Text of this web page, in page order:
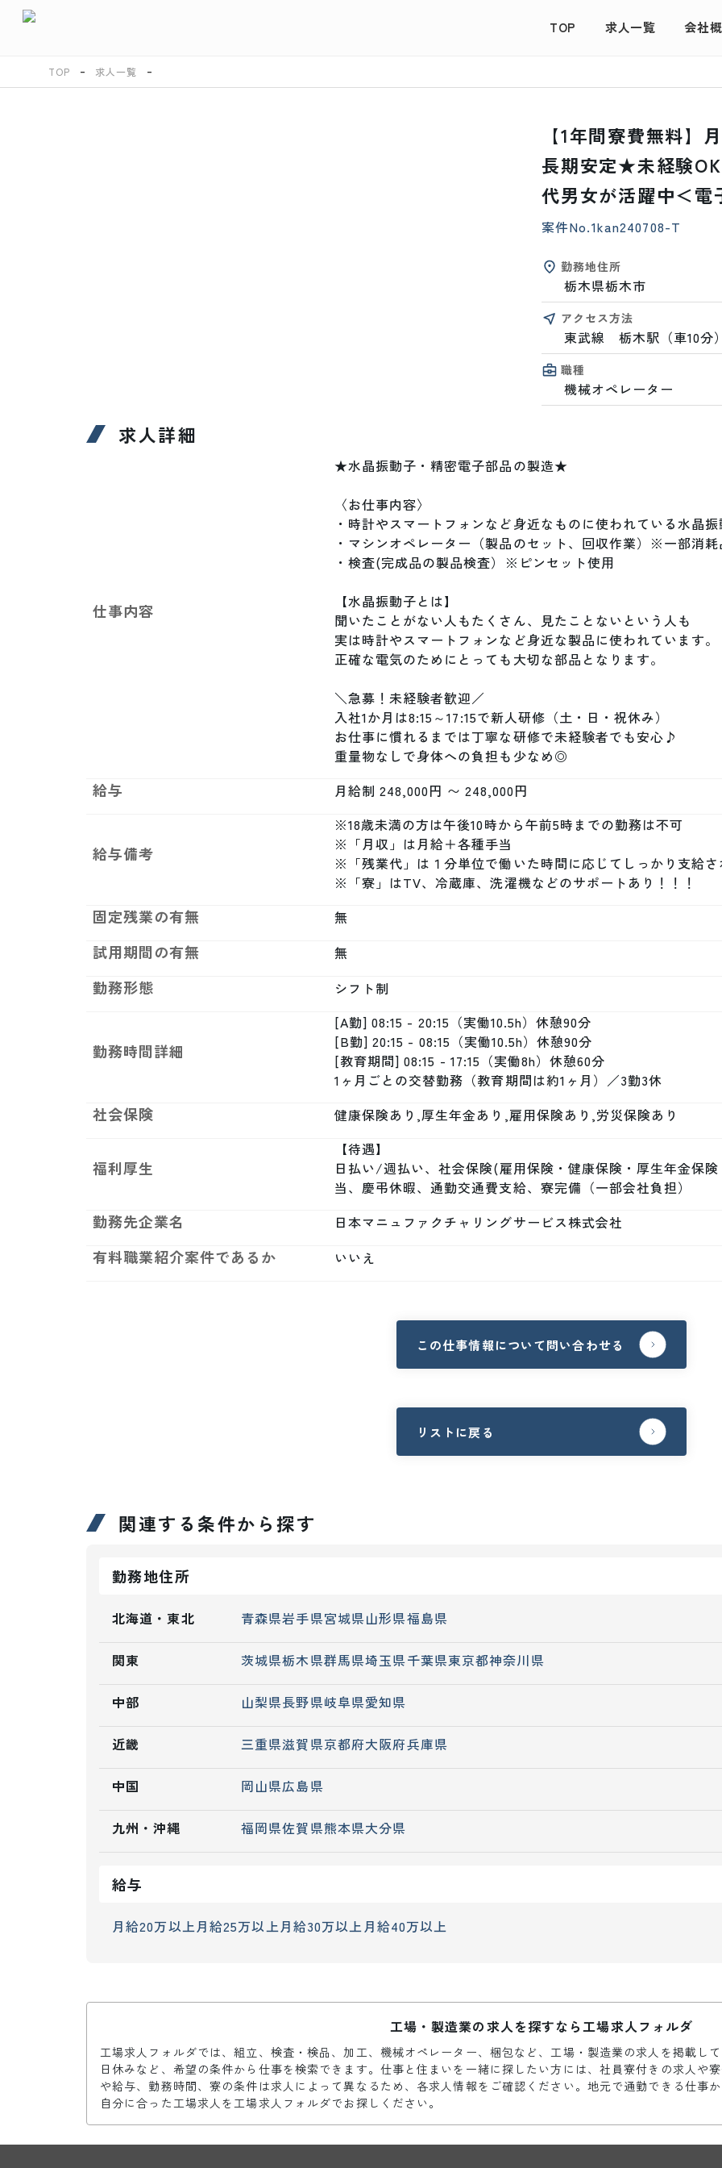
TOP 求人一覧 会社
TOP 求人一覧
【1年間寮費無料
長期安定★未経験
代男女が活躍中＜電
案件No.1kan240708-T
勤務地住所
栃木県栃木市
アクセス方法
東武線　栃木駅（車10分
職種
機械オペレーター
求人詳細
仕事内容
★水晶振動子・精密電子部品の製造★
〈お仕事内容〉
・時計やスマートフォンなど身近なものに使われている水晶
・マシンオペレーター（製品のセット、回収作業）※一部消
・検査(完成品の製品検査）※ピンセット使用
【水晶振動子とは】
聞いたことがない人もたくさん、見たことないという人も
実は時計やスマートフォンなど身近な製品に使われています。
正確な電気のためにとっても大切な部品となります。
＼急募！未経験者歓迎／
入社1か月は8:15～17:15で新人研修（土・日・祝休み）
お仕事に慣れるまでは丁寧な研修で未経験者でも安心♪
重量物なしで身体への負担も少なめ◎
給与 月給制 248,000円 〜 248,000円
給与備考
※18歳未満の方は午後10時から午前5時までの勤務は不可
※「月収」は月給＋各種手当
※「残業代」は１分単位で働いた時間に応じてしっかり支給
※「寮」はTV、冷蔵庫、洗濯機などのサポートあり！！！
固定残業の有無 無
試用期間の有無 無
勤務形態 シフト制
勤務時間詳細
[A勤] 08:15 - 20:15（実働10.5h）休憩90分
[B勤] 20:15 - 08:15（実働10.5h）休憩90分
[教育期間] 08:15 - 17:15（実働8h）休憩60分
1ヶ月ごとの交替勤務（教育期間は約1ヶ月）／3勤3休
社会保険 健康保険あり,厚生年金あり,雇用保険あり,労災保険あり
福利厚生
【待遇】
日払い/週払い、社会保険(雇用保険・健康保険・厚生年金保
当、慶弔休暇、通勤交通費支給、寮完備（一部会社負担）
勤務先企業名 日本マニュファクチャリングサービス株式会社
有料職業紹介案件であるか いいえ
この仕事情報について問い合わせる
リストに戻る
関連する条件から探す
勤務地住所
北海道・東北 青森県岩手県宮城県山形県福島県
関東 茨城県栃木県群馬県埼玉県千葉県東京都神奈川県
中部 山梨県長野県岐阜県愛知県
近畿 三重県滋賀県京都府大阪府兵庫県
中国 岡山県広島県
九州・沖縄 福岡県佐賀県熊本県大分県
給与
月給20万以上月給25万以上月給30万以上月給40万以上
工場・製造業の求人を探すなら工場求人フォルダ
工場求人フォルダでは、組立、検査・検品、加工、機械オペレーター、梱包など、工場・製造業の求人を掲載し
日休みなど、希望の条件から仕事を検索できます。仕事と住まいを一緒に探したい方には、社員寮付きの求人や
や給与、勤務時間、寮の条件は求人によって異なるため、各求人情報をご確認ください。地元で通勤できる仕事
自分に合った工場求人を工場求人フォルダでお探しください。